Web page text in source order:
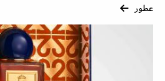
عطور